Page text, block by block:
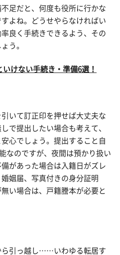
足だと、何度も役所に行かな
よね。どうせやらなければい
良く手続きできるよう、その
う。
けない手続き・準備6選！
いて訂正印を押せば大丈夫な
で提出したい場合も考えて、
心でしょう。提出すること自
なのですが、夜間は預かり扱い
があった場合は入籍日がズレ
姻届、写真付きの身分証明
い場合は、戸籍謄本が必要と
ら引っ越し……いわゆる転居す